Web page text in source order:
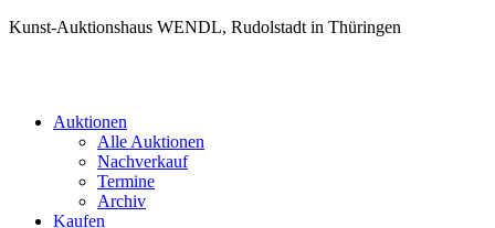
Kunst-Auktionshaus WENDL, Rudolstadt in Thüringen
Auktionen
Alle Auktionen
Nachverkauf
Termine
Archiv
Kaufen